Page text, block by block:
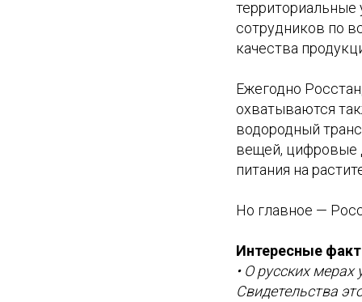
территориальные
сотрудников по
качества
Ежегодно
охватываются
водородный
вещей, цифровые
питания на
Но главное —
Интересные
• О русских
Свидетельства